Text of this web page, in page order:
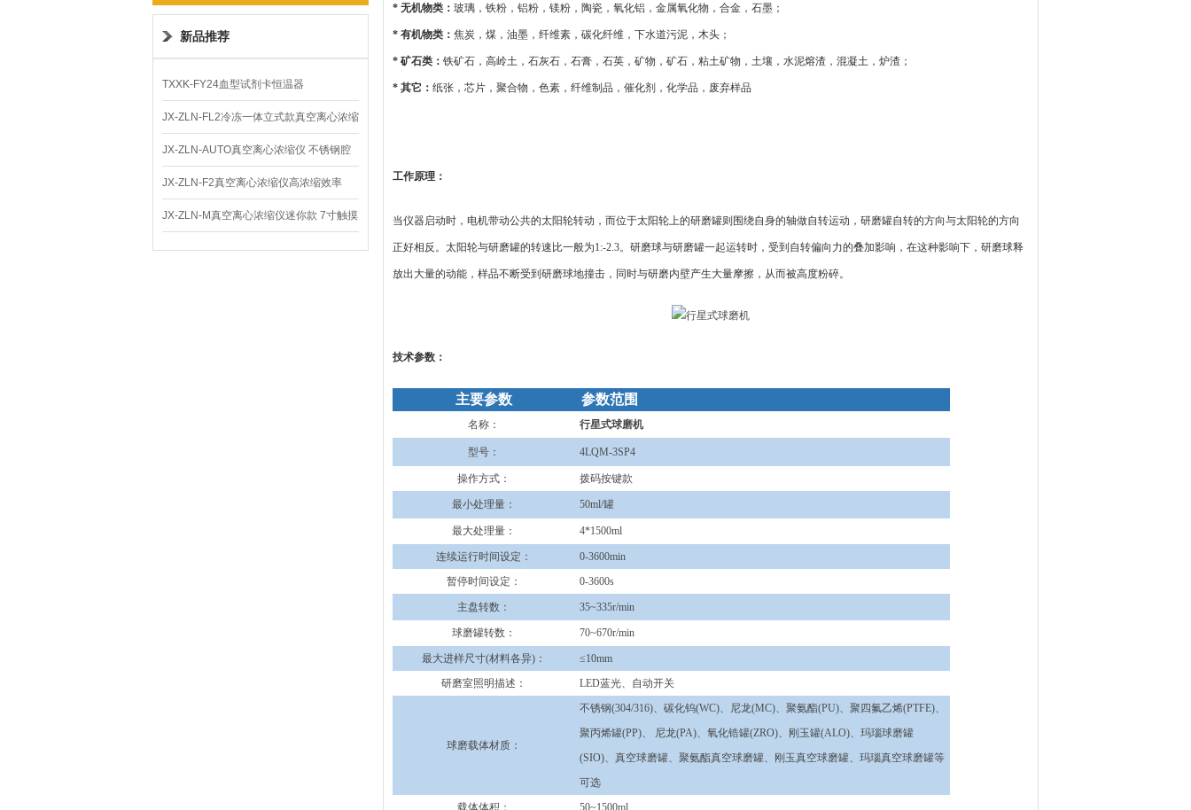
新品推荐
TXXK-FY24血型试剂卡恒温器
JX-ZLN-FL2冷冻一体立式款真空离心浓缩
仪 低温功能
JX-ZLN-AUTO真空离心浓缩仪 不锈钢腔
体
JX-ZLN-F2真空离心浓缩仪高浓缩效率
JX-ZLN-M真空离心浓缩仪迷你款 7寸触摸
屏
* 无机物类： 玻璃，铁粉，铝粉，镁粉，陶瓷，氧化铝，金属氧化物，合金，石墨；
* 有机物类： 焦炭，煤，油墨，纤维素，碳化纤维，下水道污泥，木头；
* 矿石类： 铁矿石，高岭土，石灰石，石膏，石英，矿物，矿石，粘土矿物，土壤，水泥熔渣，混凝土，炉渣；
* 其它： 纸张，芯片，聚合物，色素，纤维制品，催化剂，化学品，废弃样品
工作原理：
当仪器启动时，电机带动公共的太阳轮转动，而位于太阳轮上的研磨罐则围绕自身的轴做自转运动，研磨罐自转的方向与太阳轮的方向
正好相反。太阳轮与研磨罐的转速比一般为1:-2.3。研磨球与研磨罐一起运转时，受到自转偏向力的叠加影响，在这种影响下，研磨球释
放出大量的动能，样品不断受到研磨球地撞击，同时与研磨内壁产生大量摩擦，从而被高度粉碎。
技术参数：
主要参数 参数范围
名称： 行星式球磨机
型号： 4LQM-3SP4
操作方式： 拨码按键款
最小处理量： 50ml/罐
最大处理量： 4*1500ml
连续运行时间设定：
0-3600min
暂停时间设定：
0-3600s
主盘转数： 35~335r/min
球磨罐转数： 70~670r/min
最大进样尺寸(材料各异)：
≤10mm
研磨室照明描述：
LED蓝光、自动开关
球磨载体材质：
不锈钢(304/316)、碳化钨(WC)、尼龙(MC)、聚氨酯(PU)、聚四氟乙烯(PTFE)、
聚丙烯罐(PP)、 尼龙(PA)、氧化锆罐(ZRO)、刚玉罐(ALO)、玛瑙球磨罐
(SIO)、真空球磨罐、聚氨酯真空球磨罐、刚玉真空球磨罐、玛瑙真空球磨罐等
可选
载体体积：
50~1500ml